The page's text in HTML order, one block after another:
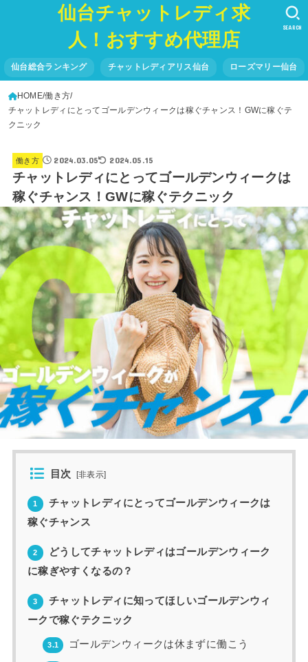
仙台チャットレディ求
人！おすすめ代理店
仙台総合ランキング チャットレディアリス仙台 ローズマリー仙台
SEARCH
HOME 働き方
チャットレディにとってゴールデンウィークは稼ぐチャンス！GWに稼ぐテ
クニック
働き方 2024.03.05 2024.05.15
チャットレディにとってゴールデンウィークは
稼ぐチャンス！GWに稼ぐテクニック
目次 [非表示]
1
チャットレディにとってゴールデンウィークは
稼ぐチャンス
2
どうしてチャットレディはゴールデンウィーク
に稼ぎやすくなるの？
3
チャットレディに知ってほしいゴールデンウィ
ークで稼ぐテクニック
3.1 ゴールデンウィークは休まずに働こう